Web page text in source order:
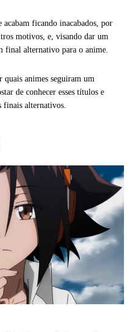
acabam ficando inacabados, por
motivos, e, visando dar um
final alternativo para o anime.
quais animes seguiram um
de conhecer esses títulos e
finais alternativos.